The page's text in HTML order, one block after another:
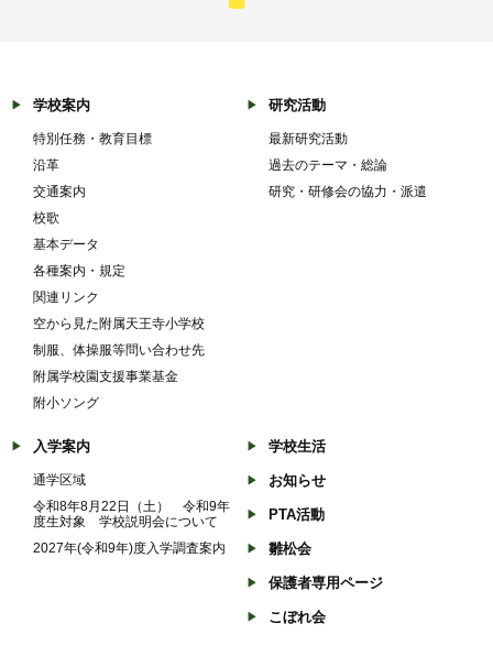
学校案内
特別任務・教育目標
沿革
交通案内
校歌
基本データ
各種案内・規定
関連リンク
空から見た附属天王寺小学校
制服、体操服等問い合わせ先
附属学校園支援事業基金
附小ソング
研究活動
最新研究活動
過去のテーマ・総論
研究・研修会の協力・派遣
入学案内
通学区域
令和8年8月22日（土） 令和9年
度生対象 学校説明会について
2027年(令和9年)度入学調査案内
学校生活
お知らせ
PTA活動
雛松会
保護者専用ページ
こぼれ会